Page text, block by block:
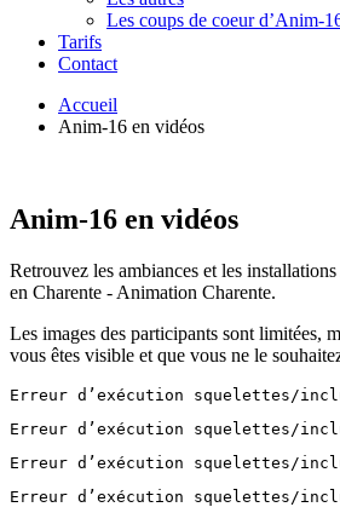
Les coups de coeur d’Anim-
Tarifs
Contact
Accueil
Anim-16 en vidéos
Anim-16 en vidéos
Retrouvez les ambiances et les
en Charente - Animation Charente.
Les images des participants sont limitées,
vous êtes visible et que vous ne le
Erreur d’exécution squelettes/
Erreur d’exécution squelettes/
Erreur d’exécution squelettes/
Erreur d’exécution squelettes/